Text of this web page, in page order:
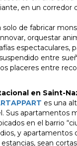
en un corredor
de fabricar
orquestar
espectaculares,
entre
placeres entre
en Saint-
es una
Sus apartamentos
en el barrio
y apartamentos
sean